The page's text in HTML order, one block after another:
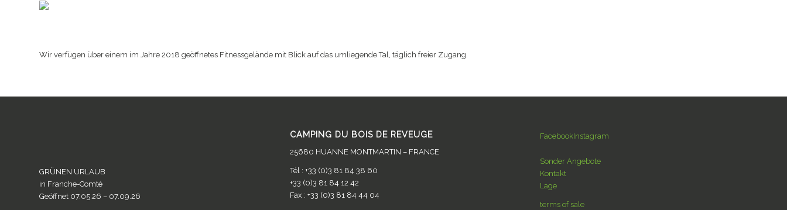
Wir verfügen über einem im Jahre 2018 geöffnetes Fitnessgelände mit Blick auf das umliegende Tal, täglich freier Zugang.
GRÜNEN URLAUB
in Franche-Comté
Geöffnet 07.05.26 – 07.09.26
CAMPING DU BOIS DE REVEUGE
25680 HUANNE MONTMARTIN – FRANCE
Tél : +33 (0)3 81 84 38 60
+33 (0)3 81 84 12 42
Fax : +33 (0)3 81 84 44 04
FacebookInstagram
Sonder Angebote
Kontakt
Lage
terms of sale